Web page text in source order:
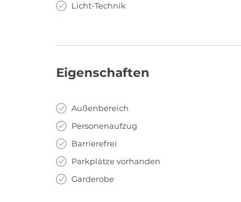
Licht-Technik
Eigenschaften
Außenbereich
Personenaufzug
Barrierefrei
Parkplätze vorhanden
Garderobe